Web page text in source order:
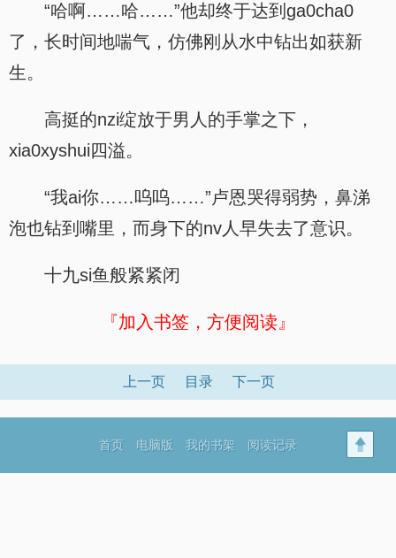
“哈啊……哈……”他却终于达到ga0cha0
了，长时间地喘气，仿佛刚从水中钻出如获新
生。
高挺的nzi绽放于男人的手掌之下，
xia0xyshui四溢。
“我ai你……呜呜……”卢恩哭得弱势，鼻涕
泡也钻到嘴里，而身下的nv人早失去了意识。
十九si鱼般紧紧闭
『加入书签，方便阅读』
上一页 目录 下一页
首页 电脑版 我的书架 阅读记录